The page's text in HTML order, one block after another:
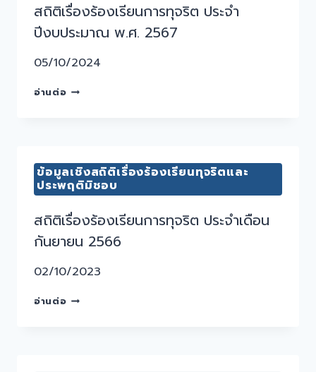
สถิติเรื่องร้องเรียนการทุจริต ประจำ
ปีงบประมาณ พ.ศ. 2567
05/10/2024
อ่านต่อ
ข้อมูลเชิงสถิติเรื่องร้องเรียนทุจริตและ
ประพฤติมิชอบ
สถิติเรื่องร้องเรียนการทุจริต ประจำเดือน
กันยายน 2566
02/10/2023
อ่านต่อ